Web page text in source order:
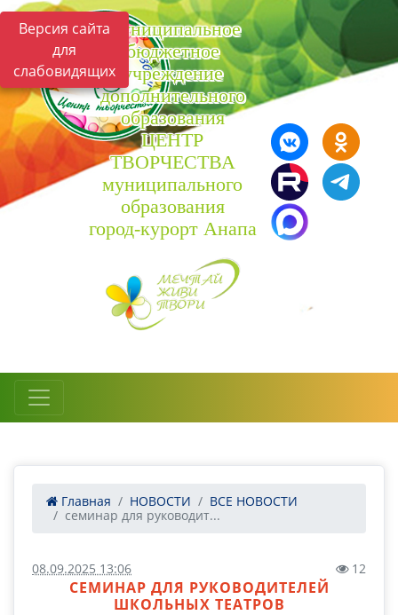
Версия сайта
для
слабовидящих
Муниципальное
бюджетное
учреждение
дополнительного
образования
ЦЕНТР
ТВОРЧЕСТВА
муниципального
образования
город-курорт Анапа
Главная НОВОСТИ
ВСЕ НОВОСТИ
семинар для руководит...
08.09.2025 13:06 12
СЕМИНАР ДЛЯ РУКОВОДИТЕЛЕЙ
ШКОЛЬНЫХ ТЕАТРОВ